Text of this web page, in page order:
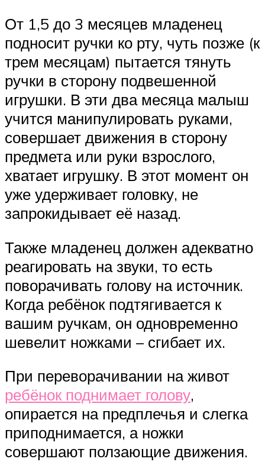
От 1,5 до 3 месяцев младенец
подносит ручки ко рту, чуть позже (к
трем месяцам) пытается тянуть
ручки в сторону подвешенной
игрушки. В эти два месяца малыш
учится манипулировать руками,
совершает движения в сторону
предмета или руки взрослого,
хватает игрушку. В этот момент он
уже удерживает головку, не
запрокидывает её назад.
Также младенец должен адекватно
реагировать на звуки, то есть
поворачивать голову на источник.
Когда ребёнок подтягивается к
вашим ручкам, он одновременно
шевелит ножками – сгибает их.
При переворачивании на живот
ребёнок поднимает голову,
опирается на предплечья и слегка
приподнимается, а ножки
совершают ползающие движения.